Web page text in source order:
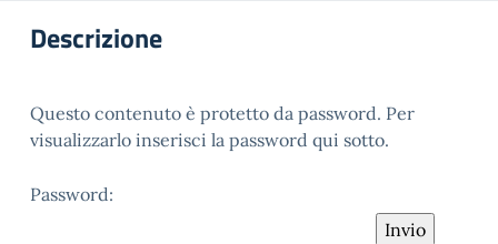
Descrizione
Questo contenuto è protetto da password. Per
visualizzarlo inserisci la password qui sotto.
Password: